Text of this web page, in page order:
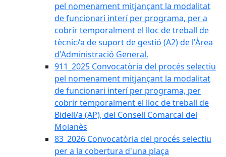
pel nomenament mitjançant la modalitat
de funcionari interí per programa, per a
cobrir temporalment el lloc de treball de
tècnic/a de suport de gestió (A2) de l'Àrea
d'Administració General.
911_2025 Convocatòria del procés selectiu
pel nomenament mitjançant la modalitat
de funcionari interí per programa, per
cobrir temporalment el lloc de treball de
Bidell/a (AP), del Consell Comarcal del
Moianès
83_2026 Convocatòria del procés selectiu
per a la cobertura d'una plaça